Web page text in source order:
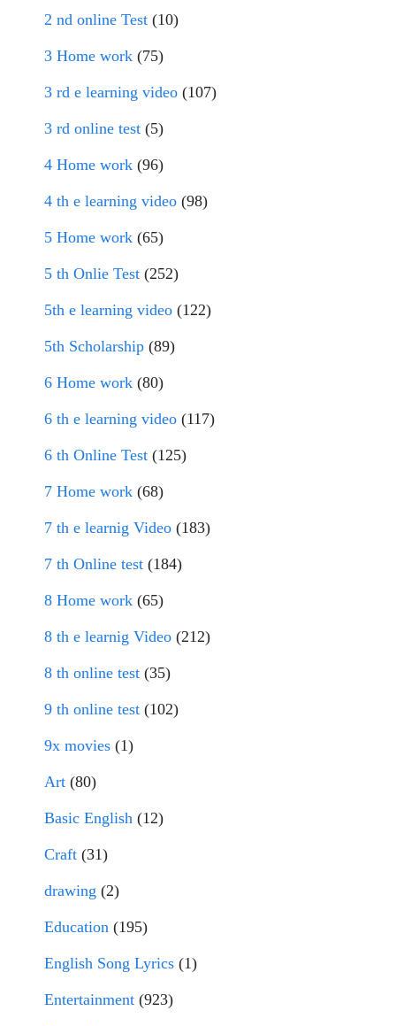
2 nd online Test (10)
3 Home work (75)
3 rd e learning video (107)
3 rd online test (5)
4 Home work (96)
4 th e learning video (98)
5 Home work (65)
5 th Onlie Test (252)
5th e learning video (122)
5th Scholarship (89)
6 Home work (80)
6 th e learning video (117)
6 th Online Test (125)
7 Home work (68)
7 th e learnig Video (183)
7 th Online test (184)
8 Home work (65)
8 th e learnig Video (212)
8 th online test (35)
9 th online test (102)
9x movies (1)
Art (80)
Basic English (12)
Craft (31)
drawing (2)
Education (195)
English Song Lyrics (1)
Entertainment (923)